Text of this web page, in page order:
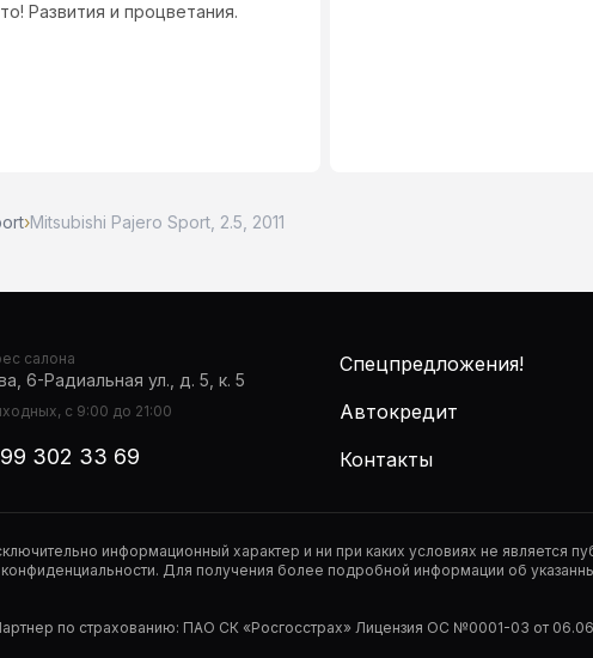
Развития и процветания.
›Mitsubishi Pajero Sport, 2.5, 2011
салона
6-Радиальная ул., д. 5, к. 5
с 9:00 до 21:00
302 33 69
Спецпредложения!
Автокредит
Контакты
информационный характер и ни при каких условиях не является
Для получения более подробной информации об
по страхованию: ПАО СК «Росгосстрах» Лицензия ОС №0001-03 от